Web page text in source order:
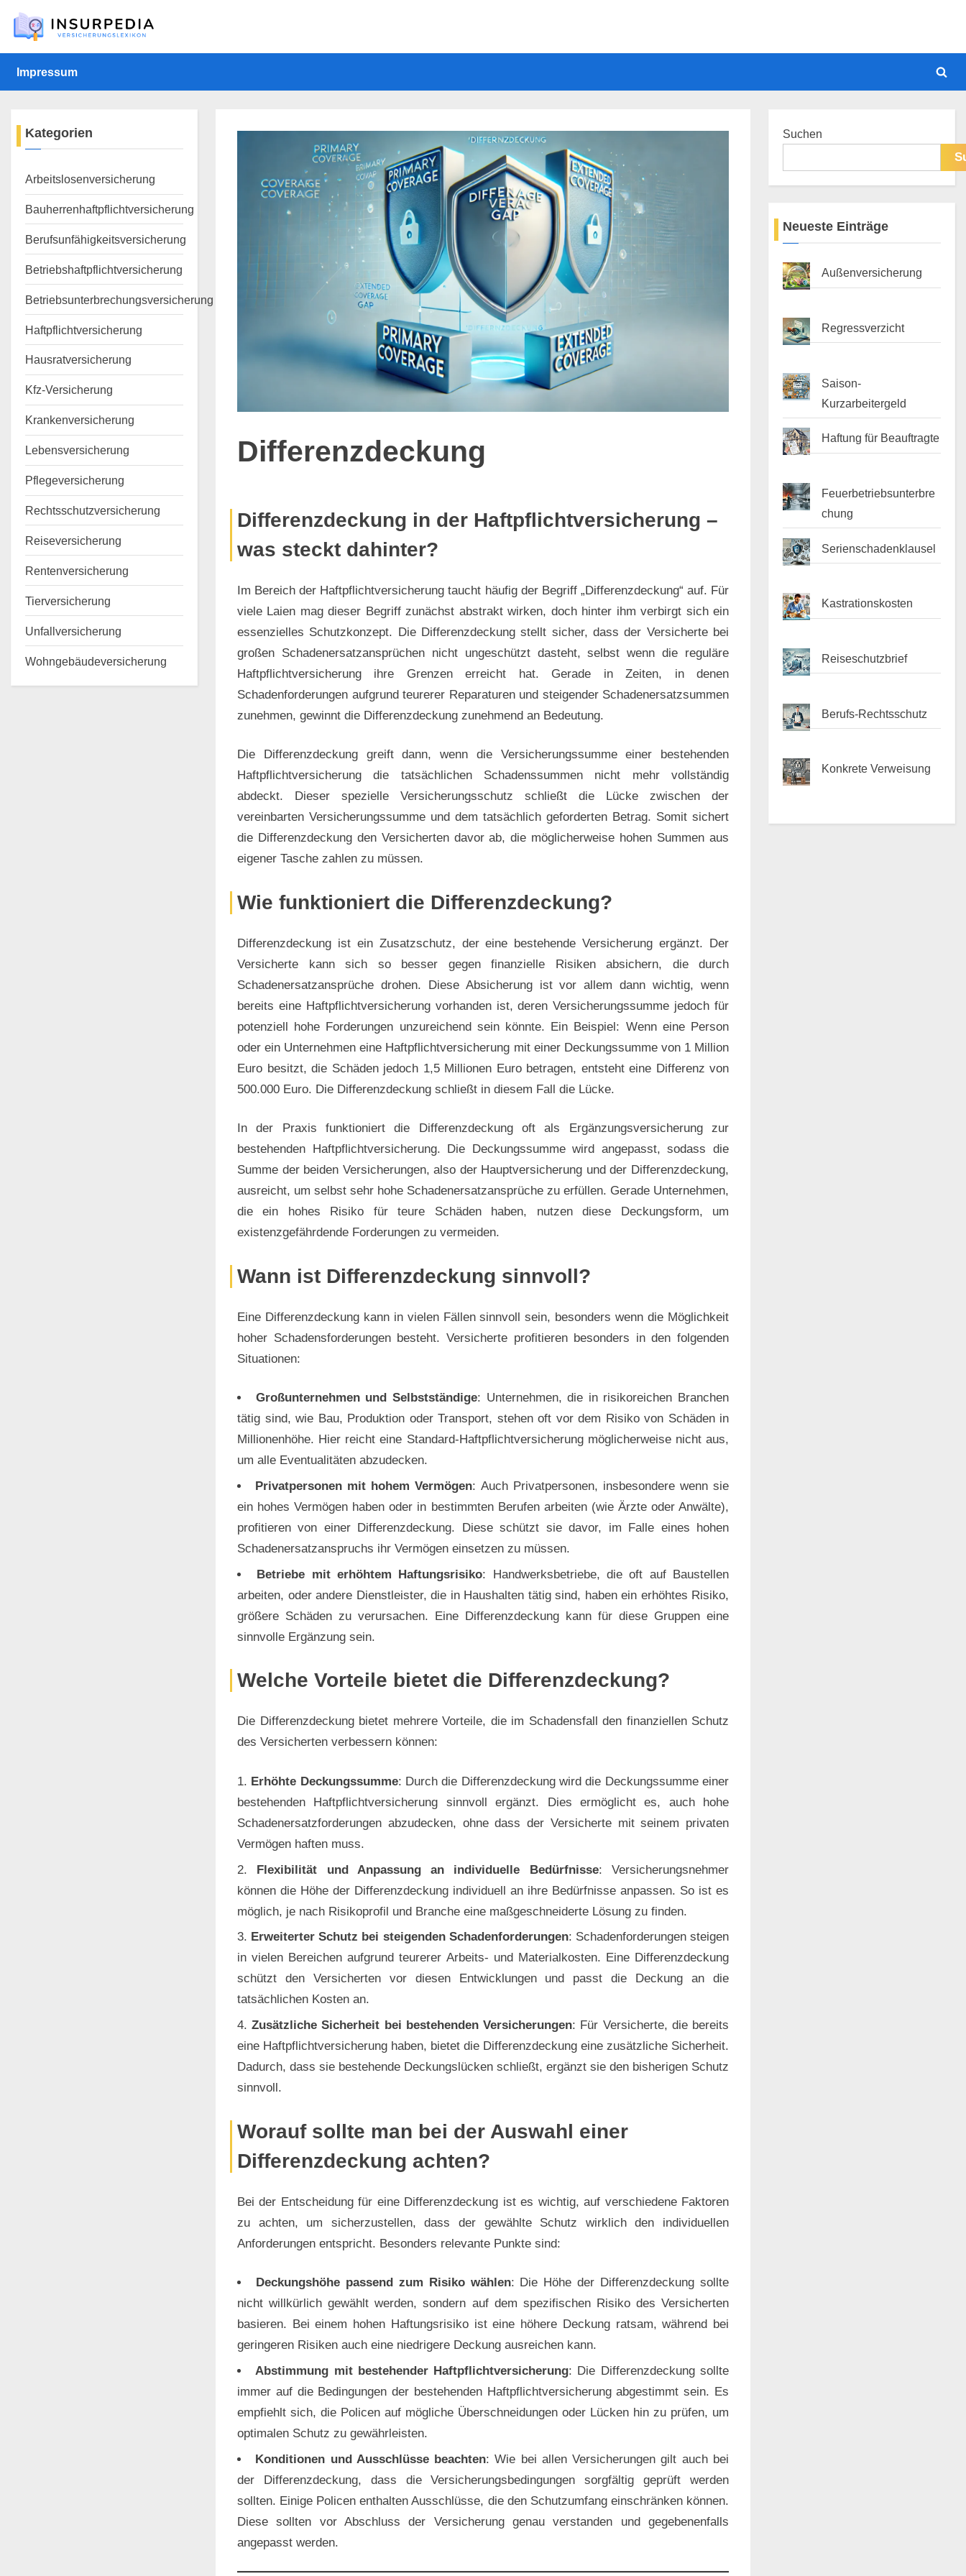
Skip
content
Impressum
Differenzdeckung
Posted
on
4.
November
2024
By
Marco
Keine
Kommentarezu
Differenzdeckung
Differenzdeckung in der Haftpflichtversicherung –
was steckt dahinter?
Im Bereich der Haftpflichtversicherung taucht häufig der Begriff „Differenzdeckung“ auf. Für
viele Laien mag dieser Begriff zunächst abstrakt wirken, doch hinter ihm verbirgt sich ein
essenzielles Schutzkonzept. Die Differenzdeckung stellt sicher, dass der Versicherte bei
großen Schadenersatzansprüchen nicht ungeschützt dasteht, selbst wenn die reguläre
Haftpflichtversicherung ihre Grenzen erreicht hat. Gerade in Zeiten, in denen
Schadenforderungen aufgrund teurerer Reparaturen und steigender Schadenersatzsummen
zunehmen, gewinnt die Differenzdeckung zunehmend an Bedeutung.
Die Differenzdeckung greift dann, wenn die Versicherungssumme einer bestehenden
Haftpflichtversicherung die tatsächlichen Schadenssummen nicht mehr vollständig
abdeckt. Dieser spezielle Versicherungsschutz schließt die Lücke zwischen der
vereinbarten Versicherungssumme und dem tatsächlich geforderten Betrag. Somit sichert
die Differenzdeckung den Versicherten davor ab, die möglicherweise hohen Summen aus
eigener Tasche zahlen zu müssen.
Wie funktioniert die Differenzdeckung?
Differenzdeckung ist ein Zusatzschutz, der eine bestehende Versicherung ergänzt. Der
Versicherte kann sich so besser gegen finanzielle Risiken absichern, die durch
Schadenersatzansprüche drohen. Diese Absicherung ist vor allem dann wichtig, wenn
bereits eine Haftpflichtversicherung vorhanden ist, deren Versicherungssumme jedoch für
potenziell hohe Forderungen unzureichend sein könnte. Ein Beispiel: Wenn eine Person
oder ein Unternehmen eine Haftpflichtversicherung mit einer Deckungssumme von 1 Million
Euro besitzt, die Schäden jedoch 1,5 Millionen Euro betragen, entsteht eine Differenz von
500.000 Euro. Die Differenzdeckung schließt in diesem Fall die Lücke.
In der Praxis funktioniert die Differenzdeckung oft als Ergänzungsversicherung zur
bestehenden Haftpflichtversicherung. Die Deckungssumme wird angepasst, sodass die
Summe der beiden Versicherungen, also der Hauptversicherung und der Differenzdeckung,
ausreicht, um selbst sehr hohe Schadenersatzansprüche zu erfüllen. Gerade Unternehmen,
die ein hohes Risiko für teure Schäden haben, nutzen diese Deckungsform, um
existenzgefährdende Forderungen zu vermeiden.
Wann ist Differenzdeckung sinnvoll?
Eine Differenzdeckung kann in vielen Fällen sinnvoll sein, besonders wenn die Möglichkeit
hoher Schadensforderungen besteht. Versicherte profitieren besonders in den folgenden
Situationen:
Großunternehmen und Selbstständige: Unternehmen, die in risikoreichen Branchen
tätig sind, wie Bau, Produktion oder Transport, stehen oft vor dem Risiko von Schäden in
Millionenhöhe. Hier reicht eine Standard-Haftpflichtversicherung möglicherweise nicht aus,
um alle Eventualitäten abzudecken.
Privatpersonen mit hohem Vermögen: Auch Privatpersonen, insbesondere wenn sie
ein hohes Vermögen haben oder in bestimmten Berufen arbeiten (wie Ärzte oder Anwälte),
profitieren von einer Differenzdeckung. Diese schützt sie davor, im Falle eines hohen
Schadenersatzanspruchs ihr Vermögen einsetzen zu müssen.
Betriebe mit erhöhtem Haftungsrisiko: Handwerksbetriebe, die oft auf Baustellen
arbeiten, oder andere Dienstleister, die in Haushalten tätig sind, haben ein erhöhtes Risiko,
größere Schäden zu verursachen. Eine Differenzdeckung kann für diese Gruppen eine
sinnvolle Ergänzung sein.
Welche Vorteile bietet die Differenzdeckung?
Die Differenzdeckung bietet mehrere Vorteile, die im Schadensfall den finanziellen Schutz
des Versicherten verbessern können:
Erhöhte Deckungssumme: Durch die Differenzdeckung wird die Deckungssumme einer
bestehenden Haftpflichtversicherung sinnvoll ergänzt. Dies ermöglicht es, auch hohe
Schadenersatzforderungen abzudecken, ohne dass der Versicherte mit seinem privaten
Vermögen haften muss.
Flexibilität und Anpassung an individuelle Bedürfnisse: Versicherungsnehmer
können die Höhe der Differenzdeckung individuell an ihre Bedürfnisse anpassen. So ist es
möglich, je nach Risikoprofil und Branche eine maßgeschneiderte Lösung zu finden.
Erweiterter Schutz bei steigenden Schadenforderungen: Schadenforderungen steigen
in vielen Bereichen aufgrund teurerer Arbeits- und Materialkosten. Eine Differenzdeckung
schützt den Versicherten vor diesen Entwicklungen und passt die Deckung an die
tatsächlichen Kosten an.
Zusätzliche Sicherheit bei bestehenden Versicherungen: Für Versicherte, die bereits
eine Haftpflichtversicherung haben, bietet die Differenzdeckung eine zusätzliche Sicherheit.
Dadurch, dass sie bestehende Deckungslücken schließt, ergänzt sie den bisherigen Schutz
sinnvoll.
Worauf sollte man bei der Auswahl einer
Differenzdeckung achten?
Bei der Entscheidung für eine Differenzdeckung ist es wichtig, auf verschiedene Faktoren
zu achten, um sicherzustellen, dass der gewählte Schutz wirklich den individuellen
Anforderungen entspricht. Besonders relevante Punkte sind:
Deckungshöhe passend zum Risiko wählen: Die Höhe der Differenzdeckung sollte
nicht willkürlich gewählt werden, sondern auf dem spezifischen Risiko des Versicherten
basieren. Bei einem hohen Haftungsrisiko ist eine höhere Deckung ratsam, während bei
geringeren Risiken auch eine niedrigere Deckung ausreichen kann.
Abstimmung mit bestehender Haftpflichtversicherung: Die Differenzdeckung sollte
immer auf die Bedingungen der bestehenden Haftpflichtversicherung abgestimmt sein. Es
empfiehlt sich, die Policen auf mögliche Überschneidungen oder Lücken hin zu prüfen, um
optimalen Schutz zu gewährleisten.
Konditionen und Ausschlüsse beachten: Wie bei allen Versicherungen gilt auch bei
der Differenzdeckung, dass die Versicherungsbedingungen sorgfältig geprüft werden
sollten. Einige Policen enthalten Ausschlüsse, die den Schutzumfang einschränken können.
Diese sollten vor Abschluss der Versicherung genau verstanden und gegebenenfalls
angepasst werden.
Kategorien
Arbeitslosenversicherung
Bauherrenhaftpflichtversicherung
Berufsunfähigkeitsversicherung
Betriebshaftpflichtversicherung
Betriebsunterbrechungsversicherung
Haftpflichtversicherung
Hausratversicherung
Kfz-Versicherung
Krankenversicherung
Lebensversicherung
Pflegeversicherung
Rechtsschutzversicherung
Reiseversicherung
Rentenversicherung
Tierversicherung
Unfallversicherung
Wohngebäudeversicherung
Suchen
Neueste Einträge
Außenversicherung
Regressverzicht
Saison-
Kurzarbeitergeld
Haftung für Beauftragte
Feuerbetriebsunterbre
chung
Serienschadenklausel
Kastrationskosten
Reiseschutzbrief
Berufs-Rechtsschutz
Konkrete Verweisung